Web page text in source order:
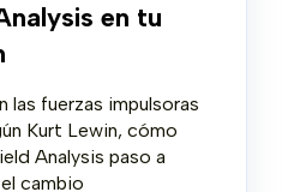
en tu
las fuerzas impulsoras
Kurt Lewin, cómo
Analysis paso a
cambio